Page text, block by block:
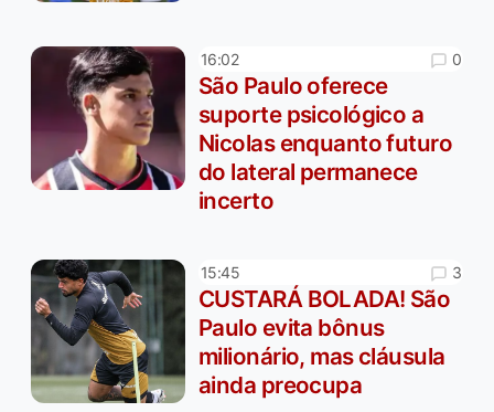
16:02 0
São Paulo oferece
suporte psicológico a
Nicolas enquanto futuro
do lateral permanece
incerto
15:45 3
CUSTARÁ BOLADA! São
Paulo evita bônus
milionário, mas cláusula
ainda preocupa